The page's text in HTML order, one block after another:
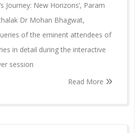
Journey: New Horizons’, Param
Dr Mohan Bhagwat,
of the eminent attendees of
in detail during the interactive
session
Read More